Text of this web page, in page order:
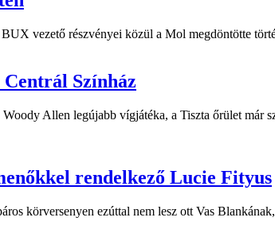
vezető részvényei közül a Mol megdöntötte
Színház
Allen legújabb vígjátéka, a Tiszta őrület már
rendelkező Lucie Fityus
körversenyen ezúttal nem lesz ott Vas